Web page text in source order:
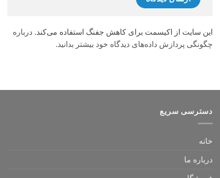
این سایت از اکیسمت برای کاهش جفنگ استفاده می‌کند. درباره
چگونگی پردازش داده‌های دیدگاه خود بیشتر بدانید.
دسترسی سریع
خانه
درباره ما